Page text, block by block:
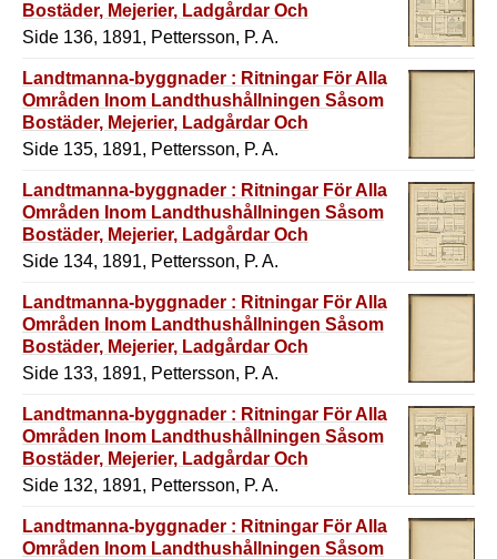
Bostäder, Mejerier, Ladgårdar Och
Redskapshus M.M.
Side 136, 1891, Pettersson, P. A.
Landtmanna-byggnader : Ritningar För Alla
Områden Inom Landthushållningen Såsom
Bostäder, Mejerier, Ladgårdar Och
Redskapshus M.M.
Side 135, 1891, Pettersson, P. A.
Landtmanna-byggnader : Ritningar För Alla
Områden Inom Landthushållningen Såsom
Bostäder, Mejerier, Ladgårdar Och
Redskapshus M.M.
Side 134, 1891, Pettersson, P. A.
Landtmanna-byggnader : Ritningar För Alla
Områden Inom Landthushållningen Såsom
Bostäder, Mejerier, Ladgårdar Och
Redskapshus M.M.
Side 133, 1891, Pettersson, P. A.
Landtmanna-byggnader : Ritningar För Alla
Områden Inom Landthushållningen Såsom
Bostäder, Mejerier, Ladgårdar Och
Redskapshus M.M.
Side 132, 1891, Pettersson, P. A.
Landtmanna-byggnader : Ritningar För Alla
Områden Inom Landthushållningen Såsom